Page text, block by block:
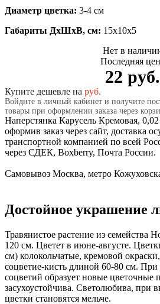
Диаметр цветка: 3-4 см
Габариты ДхШхВ, см: 15x10x5
Нет в
Последняя
22 руб.
Купите дешевле на руб.
Войдите в личный кабинет и получите
товары при оформлении заказа через
Наперстянка Карусель Кремовая,
оформив заказ через сайт, доставка
транспортной компанией по всей
через СДЕК, Boxberry, Почта России.
Самовывоз Москва, метро
Достойное украшение
Травянистое растение из семейства
120 см. Цветет в июне-августе.
см) колокольчатые, кремовой
соцветие-кисть длиной 60-80 см.
соцветий образует новые цветочные
засухоустойчива. Светолюбива, при
цветки становятся мельче.